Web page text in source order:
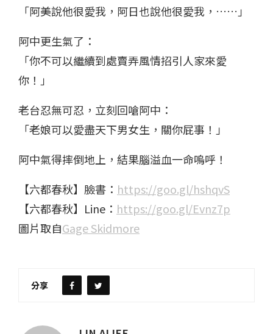
「阿美說他很愛我，阿日也說他很愛我，……」
阿中更生氣了：
「你不可以繼續到處賣弄風情招引人家來愛
你！」
老台忍無可忍，立刻回嗆阿中：
「老娘可以愛盡天下男女生，關你屁事！」
阿中氣得摔倒地上，結果腦溢血一命嗚呼！
【六都春秋】臉書： https://goo.gl/hshqvS
【六都春秋】Line： https://goo.gl/Evnz7p
圖片取自Gage Skidmore
分享